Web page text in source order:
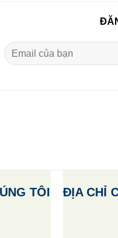
TÔI ĐỊA CHỈ